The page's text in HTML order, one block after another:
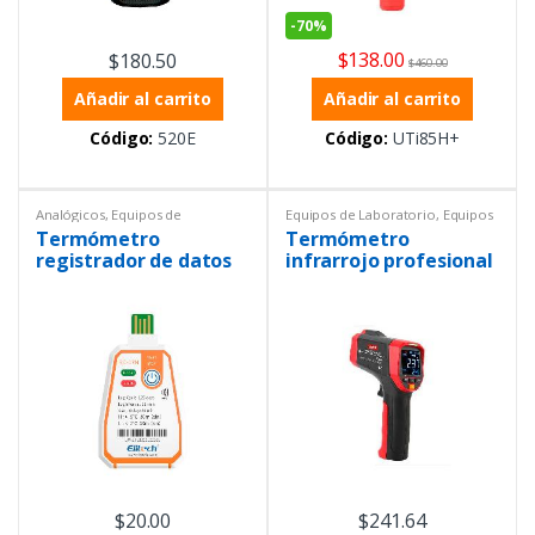
$180.50
Añadir al carrito
Código: 520E
-70%
$138.00 $460.00
Añadir al carrito
Código: UTi85H+
Analógicos, Equipos de
Laboratorio Temperatura
Termómetros
Termómetro
registrador de datos
$20.00
Equipos de Laboratorio, Equipos
Uni-trend
Instrumentación y Procesos
Temperatura ,Termómetros,
Termómetros
Termómetro
infrarrojo profesional
$241.64